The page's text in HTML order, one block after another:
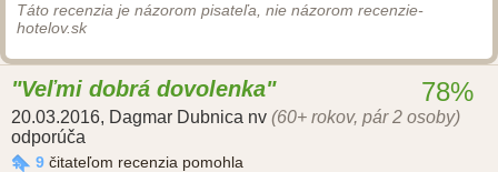
Táto recenzia je názorom pisateľa, nie názorom recenzie-
hotelov.sk
Veľmi dobrá dovolenka
20.03.2016, Dagmar Dubnica nv (60+ rokov, pár 2 osoby)
odporúča
9 čitateľom recenzia pomohla
78%